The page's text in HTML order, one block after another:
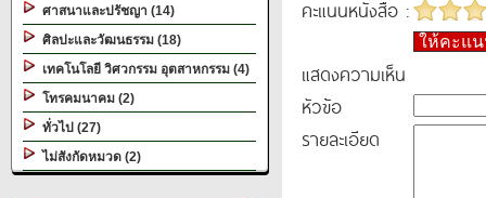
ศาสนาและปรัชญา (14)
ศิลปะและวัฒนธรรม (18)
เทคโนโลยี วิศวกรรม อุตสาหกรรม (4)
โทรคมนาคม (2)
ทั่วไป (27)
ไม่สังกัดหมวด (2)
คะแนนหนังสือ :
ให้คะแ
แสดงความเห็น
หัวข้อ
รายละเอียด